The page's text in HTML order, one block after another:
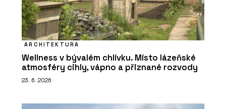
ARCHITEKTURA
Wellness v bývalém chlívku. Místo lázeňské
atmosféry cihly, vápno a přiznané rozvody
23. 6. 2026